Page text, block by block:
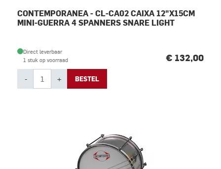
CONTEMPORANEA - CL-CA02 CAIXA 12"X15CM
MINI-GUERRA 4 SPANNERS SNARE LIGHT
Direct leverbaar
1 stuk op voorraad
€ 132,00
- + BESTEL